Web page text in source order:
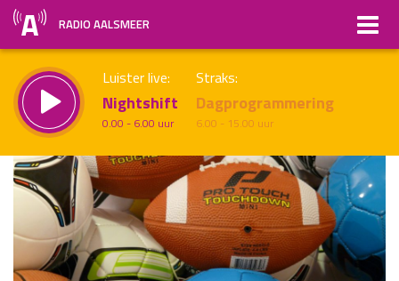
RADIO AALSMEER
Luister live:
Nightshift
0.00 - 6.00 uur
Straks:
Dagprogrammering
6.00 - 15.00 uur
Vorig uur uur 1 van x Volgend uur
Inklappen